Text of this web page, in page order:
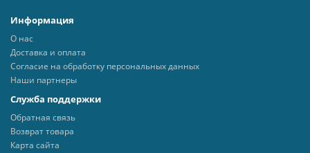
Информация
О нас
Доставка и оплата
Согласие на обработку персональных данных
Наши партнеры
Служба поддержки
Обратная связь
Возврат товара
Карта сайта